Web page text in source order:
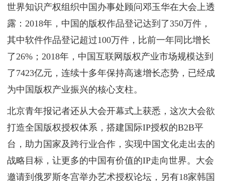
世界知识产权组织中国办事处顾问邓玉华在大会上透
露：2018年，中国的版权作品登记达到了350万件，
其中软件作品登记超过100万件，比前一年同比增长
了26%；2018年，中国互联网版权产业市场规模达到
了7423亿元，连续十多年保持高速增长态势，已经成
为中国版权产业振兴的核心支柱。
北京青年报记者还从大会开幕式上获悉，这次大会欲
打造全国版权授权体系，搭建国际IP授权的B2B平
台，助力国家及跨行业合作，实现中国文化走出去的
战略目标，让更多的中国有价值的IP走向世界。大会
邀请到俄罗斯冬宫举办艺术授权论坛，另有18家韩国